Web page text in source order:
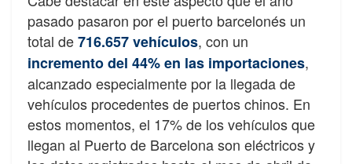
pasado pasaron por el puerto barcelonés un
total de716.657 vehículos, con un
incremento del 44% en las importaciones,
alcanzado especialmente por la llegada de
vehículos procedentes de puertos chinos. En
estos momentos, el 17% de los vehículos que
llegan al Puerto de Barcelona son eléctricos y